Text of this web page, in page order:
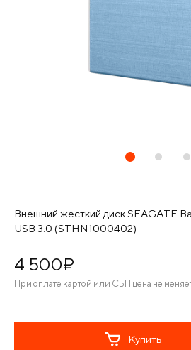
Внешний жесткий диск SEAGATE
USB 3.0 (STHN1000402)
4 500¤
При оплате картой или СБП цена не
Купить